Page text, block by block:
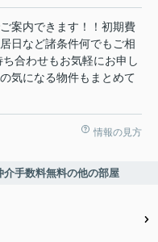
案内できます！！初期費
日など諸条件何でもご相
合わせもお気軽にお申し
気になる物件もまとめて
情報の見方
手数料無料の他の部屋